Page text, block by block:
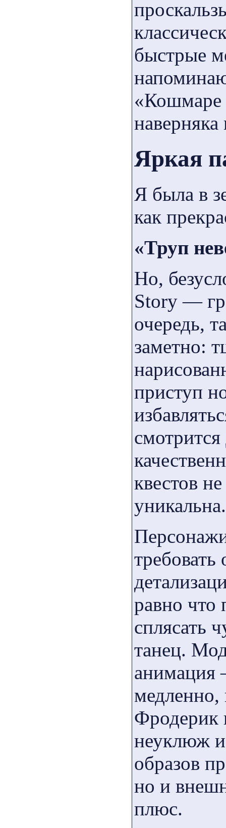
быстрые
«Кошмаре
Яркая
Я была в
как
«Труп
Но,
Story —
очередь,
заметно:
приступ
квестов
уникальна.
равно что
сплясать
танец.
медленно,
Фродерик
неуклюж
образов
но и
плюс.